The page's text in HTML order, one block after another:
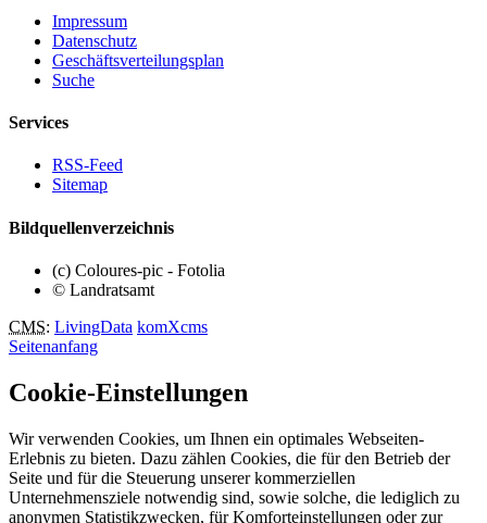
Impressum
Datenschutz
Geschäftsverteilungsplan
Suche
Services
RSS-Feed
Sitemap
Bildquellenverzeichnis
(c) Coloures-pic - Fotolia
© Landratsamt
CMS: LivingData komXcms
Seitenanfang
Cookie-Einstellungen
Wir verwenden Cookies, um Ihnen ein optimales Webseiten-
Erlebnis zu bieten. Dazu zählen Cookies, die für den Betrieb der
Seite und für die Steuerung unserer kommerziellen
Unternehmensziele notwendig sind, sowie solche, die lediglich zu
anonymen Statistikzwecken, für Komforteinstellungen oder zur